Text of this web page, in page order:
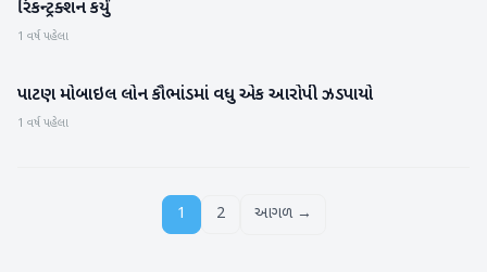
રિકન્ટ્રક્શન કર્યું
1 વર્ષ પહેલા
પાટણ
પાટણ મોબાઇલ લોન કૌભાંડમાં વધુ એક આરોપી ઝડપાયો
1 વર્ષ પહેલા
1 2 આગળ →